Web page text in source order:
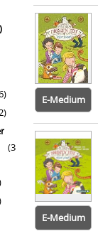
(3
Filter anzeigen
E-Medium
E-Medium